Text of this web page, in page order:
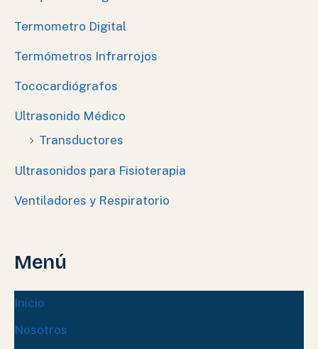
Termometro Digital
Termómetros Infrarrojos
Tococardiógrafos
Ultrasonido Médico
Transductores
Ultrasonidos para Fisioterapia
Ventiladores y Respiratorio
Menú
Inicio
Nosotros